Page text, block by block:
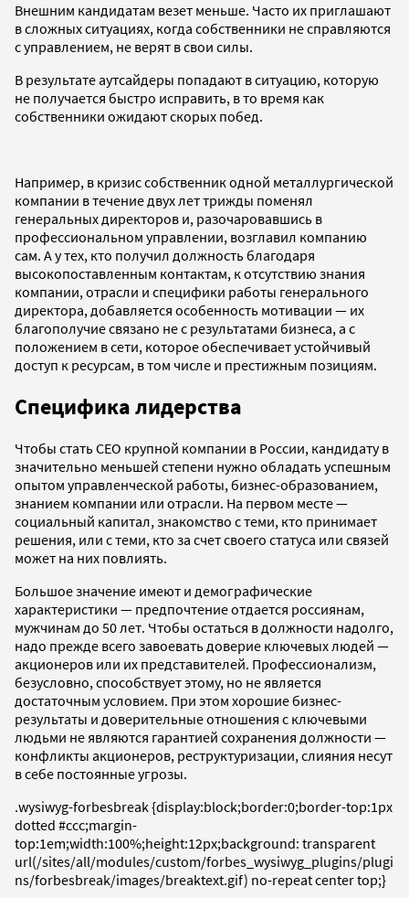
Внешним кандидатам везет меньше. Часто их приглашают
в сложных ситуациях, когда собственники не справляются
с управлением, не верят в свои силы.
В результате аутсайдеры попадают в ситуацию, которую
не получается быстро исправить, в то время как
собственники ожидают скорых побед.
Например, в кризис собственник одной металлургической
компании в течение двух лет трижды поменял
генеральных директоров и, разочаровавшись в
профессиональном управлении, возглавил компанию
сам. А у тех, кто получил должность благодаря
высокопоставленным контактам, к отсутствию знания
компании, отрасли и специфики работы генерального
директора, добавляется особенность мотивации — их
благополучие связано не с результатами бизнеса, а с
положением в сети, которое обеспечивает устойчивый
доступ к ресурсам, в том числе и престижным позициям.
Специфика лидерства
Чтобы стать СЕО крупной компании в России, кандидату в
значительно меньшей степени нужно обладать успешным
опытом управленческой работы, бизнес-образованием,
знанием компании или отрасли. На первом месте —
социальный капитал, знакомство с теми, кто принимает
решения, или с теми, кто за счет своего статуса или связей
может на них повлиять.
Большое значение имеют и демографические
характеристики — предпочтение отдается россиянам,
мужчинам до 50 лет. Чтобы остаться в должности надолго,
надо прежде всего завоевать доверие ключевых людей —
акционеров или их представителей. Профессионализм,
безусловно, способствует этому, но не является
достаточным условием. При этом хорошие бизнес-
результаты и доверительные отношения с ключевыми
людьми не являются гарантией сохранения должности —
конфликты акционеров, реструктуризации, слияния несут
в себе постоянные угрозы.
.wysiwyg-forbesbreak {display:block;border:0;border-top:1px
dotted #ccc;margin-
top:1em;width:100%;height:12px;background: transparent
url(/sites/all/modules/custom/forbes_wysiwyg_plugins/plugi
ns/forbesbreak/images/breaktext.gif) no-repeat center top;}